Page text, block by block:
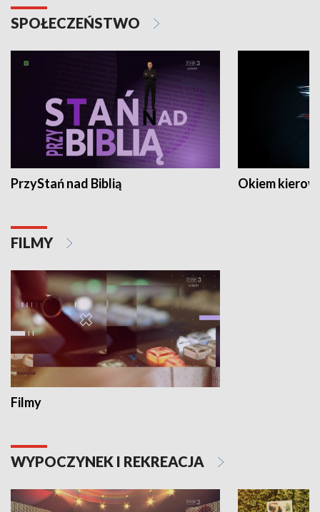
SPOŁECZEŃSTWO
PrzyStań nad Biblią Okiem
FILMY
Filmy
WYPOCZYNEK I REKREACJA